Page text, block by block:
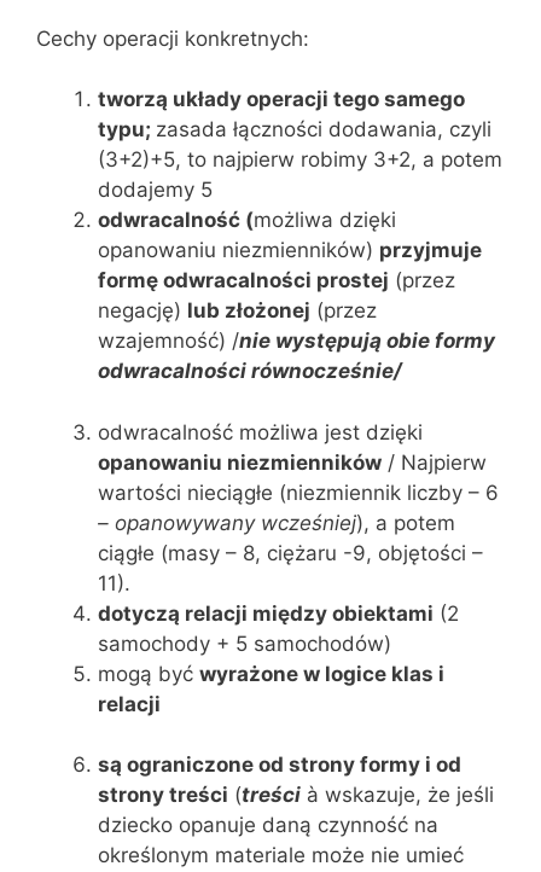
Cechy operacji konkretnych:
tworzą układy operacji tego samego
typu; zasada łączności dodawania, czyli
(3+2)+5, to najpierw robimy 3+2, a potem
dodajemy 5
odwracalność (możliwa dzięki
opanowaniu niezmienników) przyjmuje
formę odwracalności prostej (przez
negację) lub złożonej (przez
wzajemność) /nie występują obie formy
odwracalności równocześnie/
odwracalność możliwa jest dzięki
opanowaniu niezmienników / Najpierw
wartości nieciągłe (niezmiennik liczby – 6
– opanowywany wcześniej), a potem
ciągłe (masy – 8, ciężaru -9, objętości –
11).
dotyczą relacji między obiektami (2
samochody + 5 samochodów)
mogą być wyrażone w logice klas i
relacji
są ograniczone od strony formy i od
strony treści (treści à wskazuje, że jeśli
dziecko opanuje daną czynność na
określonym materiale może nie umieć